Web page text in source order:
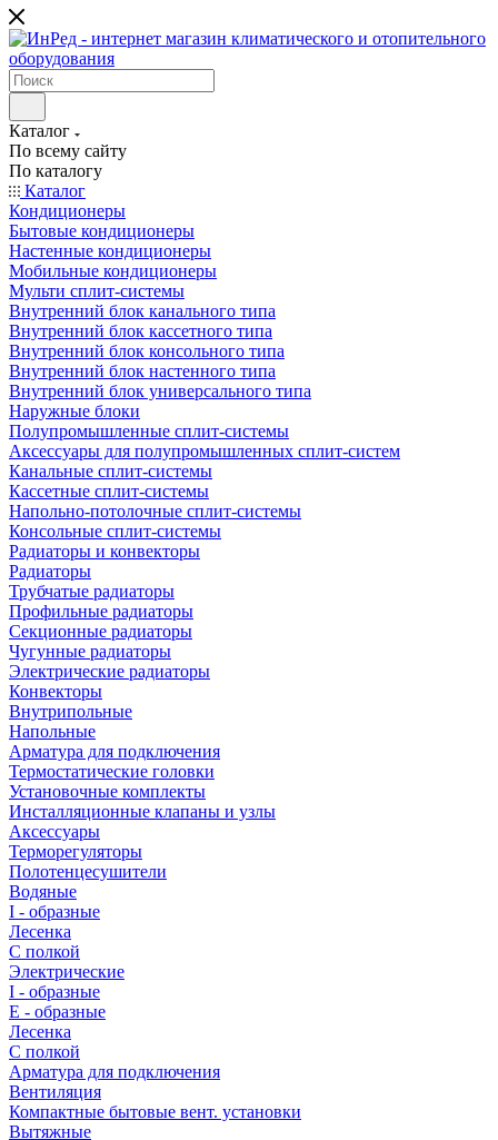
Каталог
По всему сайту
По каталогу
Каталог
Кондиционеры
Бытовые кондиционеры
Настенные кондиционеры
Мобильные кондиционеры
Мульти сплит-системы
Внутренний блок канального типа
Внутренний блок кассетного типа
Внутренний блок консольного типа
Внутренний блок настенного типа
Внутренний блок универсального типа
Наружные блоки
Полупромышленные сплит-системы
Аксессуары для полупромышленных сплит-систем
Канальные сплит-системы
Кассетные сплит-системы
Напольно-потолочные сплит-системы
Консольные сплит-системы
Радиаторы и конвекторы
Радиаторы
Трубчатые радиаторы
Профильные радиаторы
Секционные радиаторы
Чугунные радиаторы
Электрические радиаторы
Конвекторы
Внутрипольные
Напольные
Арматура для подключения
Термостатические головки
Установочные комплекты
Инсталляционные клапаны и узлы
Аксессуары
Терморегуляторы
Полотенцесушители
Водяные
I - образные
Лесенка
С полкой
Электрические
I - образные
E - образные
Лесенка
С полкой
Арматура для подключения
Вентиляция
Компактные бытовые вент. установки
Вытяжные